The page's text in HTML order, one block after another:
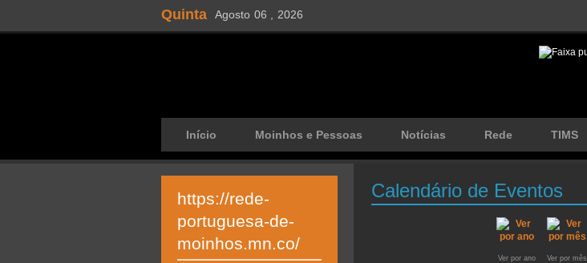
Quinta Agosto 06 , 2026
Início Moinhos e Pessoas Notícias Rede TIMS
Calendário de Eventos
Ver por ano Ver por mês
https://rede-
portuguesa-de-
moinhos.mn.co/